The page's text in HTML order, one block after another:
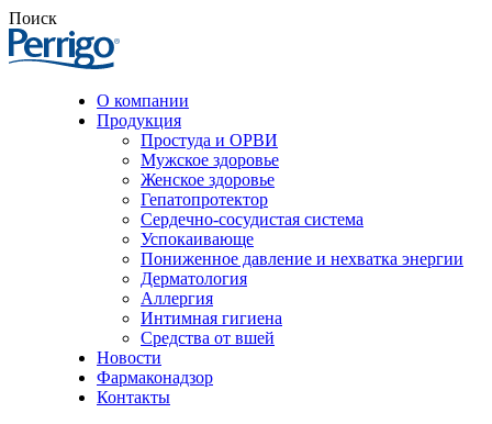
Поиск
О компании
Продукция
Простуда и ОРВИ
Мужское здоровье
Женское здоровье
Гепатопротектор
Сердечно-сосудистая система
Успокаивающе
Пониженное давление и нехватка энергии
Дерматология
Аллергия
Интимная гигиена
Средства от вшей
Новости
Фармаконадзор
Контакты